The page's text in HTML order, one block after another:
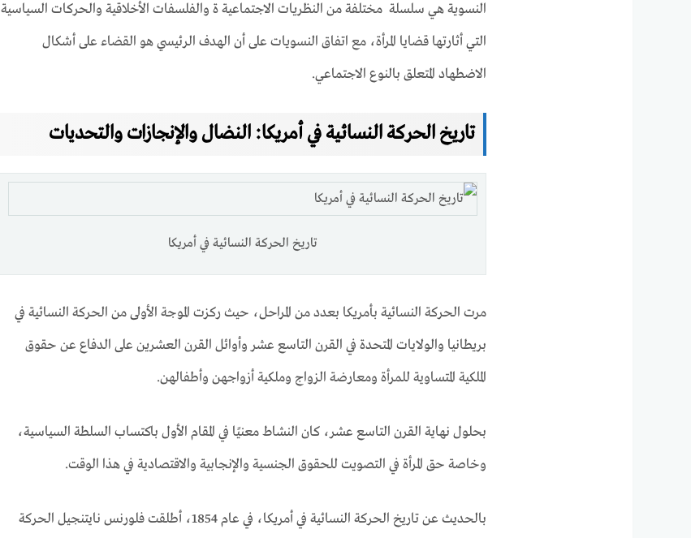
النسوية هي سلسلة مختلفة من النظريات الاجتماعية ة والفلسفات الأخلاقية والحركات السياسية
التي أثارتها قضايا المرأة، مع اتفاق النسويات على أن الهدف الرئيسي هو القضاء على أشكال
الاضطهاد المتعلق بالنوع الاجتماعي.
تاريخ الحركة النسائية في أمريكا: النضال والإنجازات والتحديات
تاريخ الحركة النسائية في أمريكا
مرت الحركة النسائية بأمريكا بعدد من المراحل، حيث ركزت الموجة الأولى من الحركة النسائية في
بريطانيا والولايات المتحدة في القرن التاسع عشر وأوائل القرن العشرين على الدفاع عن حقوق
الملكية المتساوية للمرأة ومعارضة الزواج وملكية أزواجهن وأطفالهن.
بحلول نهاية القرن التاسع عشر، كان النشاط معنيًا في المقام الأول باكتساب السلطة السياسية،
وخاصة حق المرأة في التصويت للحقوق الجنسية والإنجابية والاقتصادية في هذا الوقت.
بالحديث عن تاريخ الحركة النسائية في أمريكا، في عام 1854، أطلقت فلورنس نايتنجيل الحركة